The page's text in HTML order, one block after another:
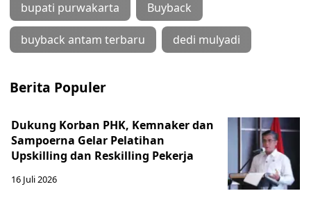
bupati purwakarta Buyback
buyback antam terbaru dedi mulyadi
Berita Populer
Dukung Korban PHK, Kemnaker dan
Sampoerna Gelar Pelatihan
Upskilling dan Reskilling Pekerja
16 Juli 2026